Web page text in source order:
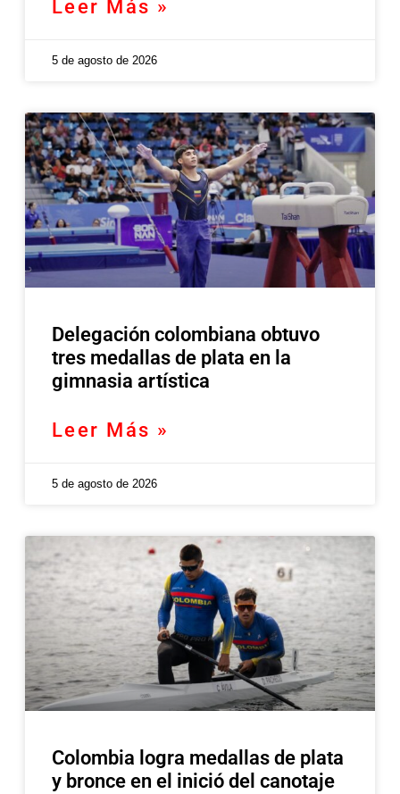
Leer Más »
5 de agosto de 2026
Delegación colombiana obtuvo
tres medallas de plata en la
gimnasia artística
Leer Más »
5 de agosto de 2026
Colombia logra medallas de plata
y bronce en el inició del canotaje